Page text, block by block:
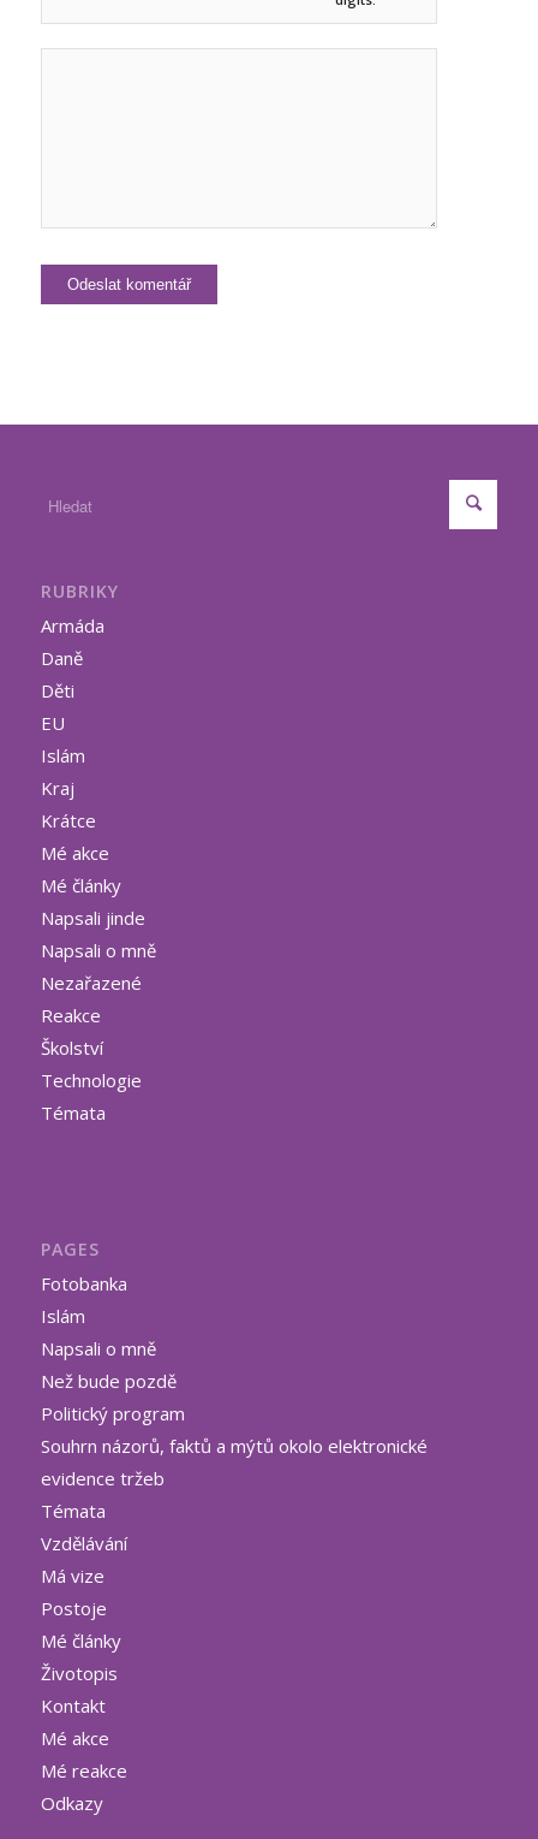
RUBRIKY
Armáda
Daně
Děti
EU
Islám
Kraj
Krátce
Mé akce
Mé články
Napsali jinde
Napsali o mně
Nezařazené
Reakce
Školství
Technologie
Témata
PAGES
Fotobanka
Islám
Napsali o mně
Než bude pozdě
Politický program
Souhrn názorů, faktů a mýtů okolo elektronické
evidence tržeb
Témata
Vzdělávání
Má vize
Postoje
Mé články
Životopis
Kontakt
Mé akce
Mé reakce
Odkazy